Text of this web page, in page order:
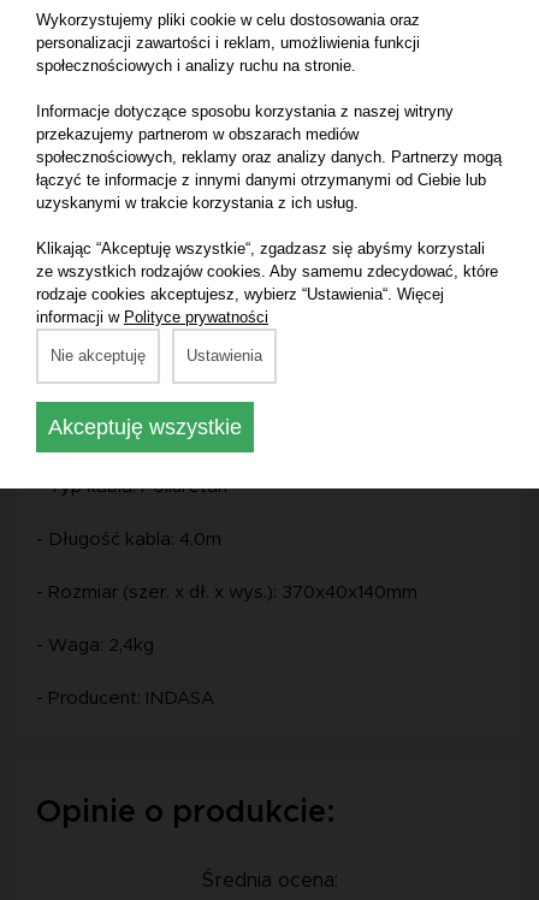
- Napięcie: 220-240V
- Pobór mocy: 710 watt
- Moc wyjściowa: 420 watt
- Częstotliwość: 50/60Hz
- Prędkość orbitalna, bez obciążenia: 3000-9000rpm
- Maks. rozmiar padu polerskiego: 160mm
- Maks. rozmiar dysku mocującego: 150mm
- Skok polerski: 15mm
- Typ kabla: Poliuretan
- Długość kabla: 4,0m
- Rozmiar (szer. x dł. x wys.): 370x40x140mm
- Waga: 2,4kg
- Producent: INDASA
Opinie o produkcie:
Średnia ocena:
Wykorzystujemy pliki cookie w celu dostosowania oraz
personalizacji zawartości i reklam, umożliwienia funkcji
społecznościowych i analizy ruchu na stronie.
Informacje dotyczące sposobu korzystania z naszej witryny
przekazujemy partnerom w obszarach mediów
społecznościowych, reklamy oraz analizy danych. Partnerzy mogą
łączyć te informacje z innymi danymi otrzymanymi od Ciebie lub
uzyskanymi w trakcie korzystania z ich usług.
Klikając “Akceptuję wszystkie“, zgadzasz się abyśmy korzystali
ze wszystkich rodzajów cookies. Aby samemu zdecydować, które
rodzaje cookies akceptujesz, wybierz “Ustawienia“. Więcej
informacji w Polityce prywatności
Nie akceptuję Ustawienia
Akceptuję wszystkie